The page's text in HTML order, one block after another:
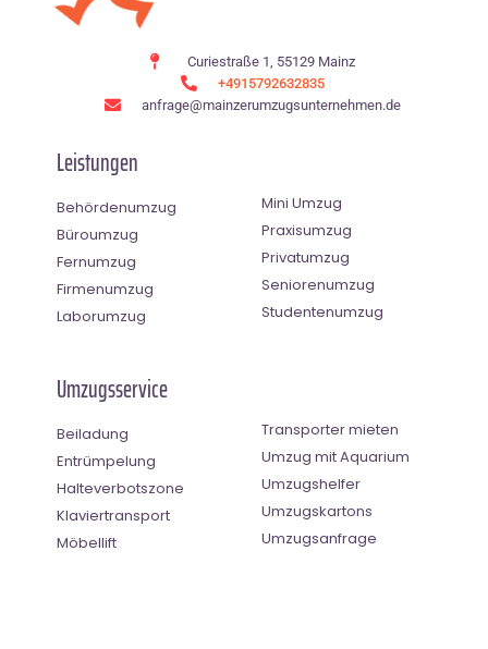
Curiestraße 1, 55129 Mainz
+4915792632835
anfrage@mainzerumzugsunternehmen.de
Leistungen
Behördenumzug
Büroumzug
Fernumzug
Firmenumzug
Laborumzug
Mini Umzug
Praxisumzug
Privatumzug
Seniorenumzug
Studentenumzug
Umzugsservice
Beiladung
Entrümpelung
Halteverbotszone
Klaviertransport
Möbellift
Transporter mieten
Umzug mit Aquarium
Umzugshelfer
Umzugskartons
Umzugsanfrage